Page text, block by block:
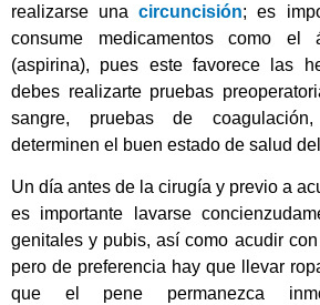
realizarse unacircuncisión; es
consume medicamentos como el
(aspirina), pues este favorece las
debes realizarte pruebas
sangre, pruebas de
determinen el buen estado de salud
Un día antes de la cirugía y previo a
es importante lavarse
genitales y pubis, así como acudir
pero de preferencia hay que llevar
que el pene permanezca